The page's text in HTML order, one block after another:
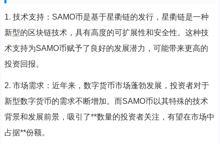
1. 技术支持：SAMO币是基于星衢链的发行，星衢链是一种
新型的区块链技术，具有高度的可扩展性和安全性。这种技
术支持为SAMO币赋予了良好的发展潜力，可能带来更高的
投资回报。
2. 市场需求：近年来，数字货币市场蓬勃发展，投资者对于
新型数字货币的需求不断增加。而SAMO币以其特殊的技术
背景和发展前景，吸引了**数量的投资者关注，有望在市场中
占据**份额。